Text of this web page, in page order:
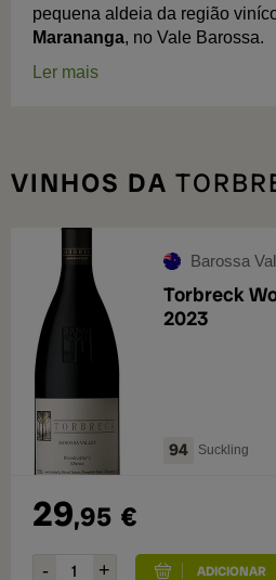
pequena aldeia da região
Marananga, no Vale Barossa.
Ler mais
VINHOS DA
Barossa
Torbreck
2023
94 Suckling
29,95 €